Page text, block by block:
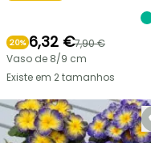
20% 6,32 €7,90 €
Vaso de 8/9 cm
Existe em 2 tamanhos